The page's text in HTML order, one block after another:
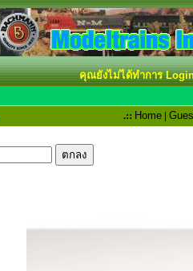
คุณยังไม่ได้ทำการ
.:: Home |